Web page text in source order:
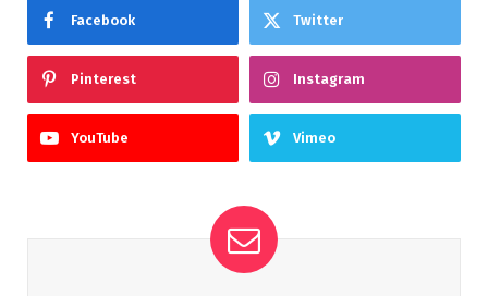
Facebook Twitter
Pinterest Instagram
YouTube Vimeo